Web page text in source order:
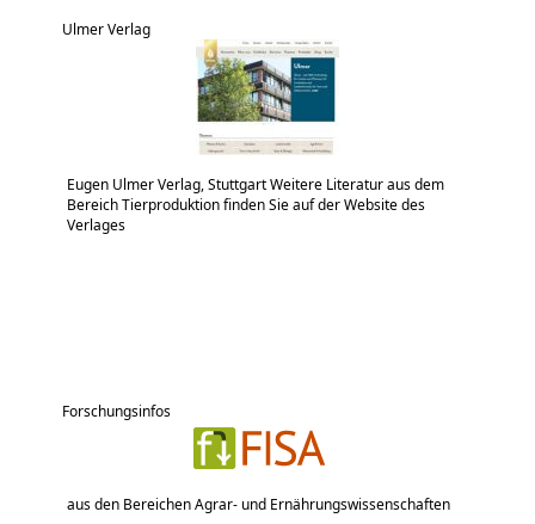
Ulmer Verlag
Eugen Ulmer Verlag, Stuttgart Weitere Literatur aus dem
Bereich Tierproduktion finden Sie auf der Website des
Verlages
Forschungsinfos
aus den Bereichen Agrar- und Ernährungswissenschaften